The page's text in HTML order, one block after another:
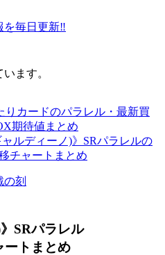
を毎日更新‼
ます。
りカードのパラレル・最新買
期待値まとめ
ャルディーノ)》SRパラレルの
チャートまとめ
SRパラレル
ートまとめ